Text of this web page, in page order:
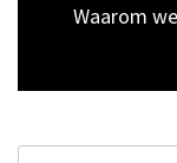
Next
Waarom